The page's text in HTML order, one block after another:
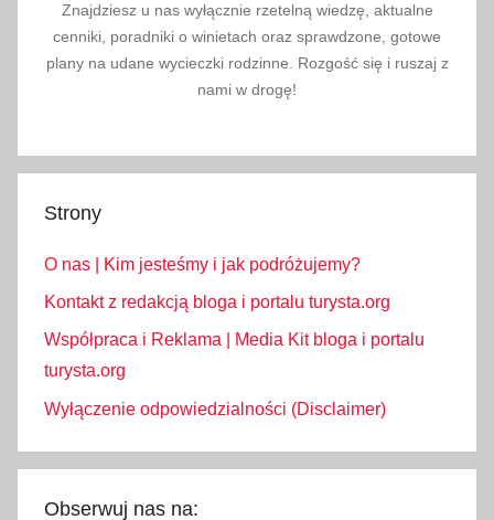
Znajdziesz u nas wyłącznie rzetelną wiedzę, aktualne
cenniki, poradniki o winietach oraz sprawdzone, gotowe
plany na udane wycieczki rodzinne. Rozgość się i ruszaj z
nami w drogę!
Strony
O nas | Kim jesteśmy i jak podróżujemy?
Kontakt z redakcją bloga i portalu turysta.org
Współpraca i Reklama | Media Kit bloga i portalu
turysta.org
Wyłączenie odpowiedzialności (Disclaimer)
Obserwuj nas na: